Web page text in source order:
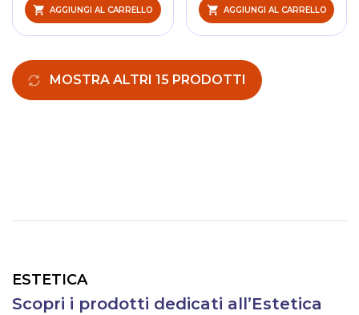
AGGIUNGI AL CARRELLO AGGIUNGI AL CARRELLO
MOSTRA ALTRI 15 PRODOTTI
ESTETICA
Scopri i prodotti dedicati all’Estetica